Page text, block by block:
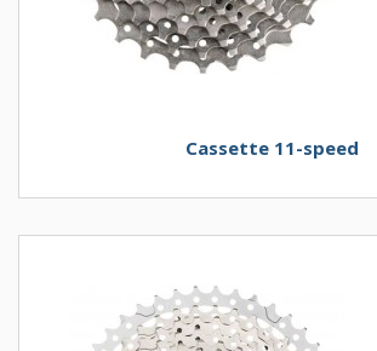
Cassette 11-speed